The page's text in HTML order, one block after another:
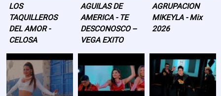
LOS
TAQUILLEROS
DEL AMOR -
CELOSA
AGUILAS DE
AMERICA - TE
DESCONOSCO --
VEGA EXITO
AGRUPACION
MIKEYLA - Mix
2026